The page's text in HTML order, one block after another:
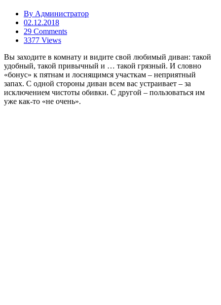
By Администратор
02.12.2018
29 Comments
3377 Views
Вы заходите в комнату и видите свой любимый диван: такой
удобный, такой привычный и … такой грязный. И словно
«бонус» к пятнам и лоснящимся участкам – неприятный
запах. С одной стороны диван всем вас устраивает – за
исключением чистоты обивки. С другой – пользоваться им
уже как-то «не очень».